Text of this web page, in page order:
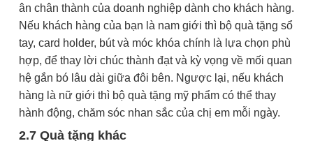
ân chân thành của doanh nghiệp dành cho khách hàng.
Nếu khách hàng của bạn là nam giới thì bộ quà tặng sổ
tay, card holder, bút và móc khóa chính là lựa chọn phù
hợp, để thay lời chúc thành đạt và kỳ vọng về mối quan
hệ gắn bó lâu dài giữa đôi bên. Ngược lại, nếu khách
hàng là nữ giới thì bộ quà tặng mỹ phẩm có thể thay
hành động, chăm sóc nhan sắc của chị em mỗi ngày.
2.7 Quà tặng khác